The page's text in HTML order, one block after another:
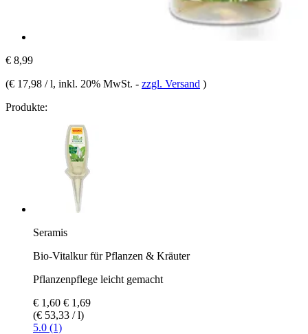
€ 8,99
(€ 17,98 / l, inkl. 20% MwSt. - zzgl. Versand )
Produkte:
Seramis
Bio-Vitalkur für Pflanzen & Kräuter
Pflanzenpflege leicht gemacht
€ 1,60 € 1,69
(€ 53,33 / l)
5.0 (1)